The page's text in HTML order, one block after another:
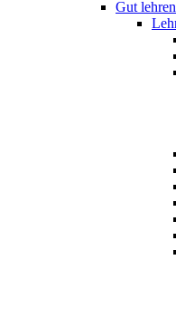
Gut